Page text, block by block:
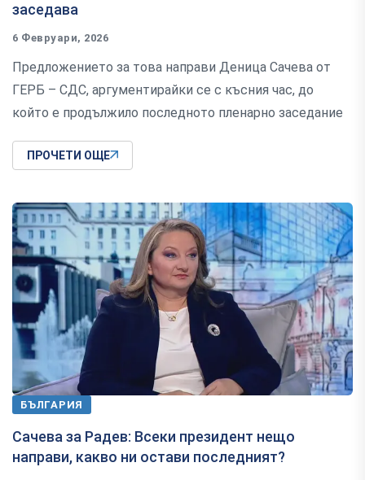
заседава
6 Февруари, 2026
Предложението за това направи Деница Сачева от
ГЕРБ – СДС, аргументирайки се с късния час, до
който е продължило последното пленарно заседание
ПРОЧЕТИ ОЩЕ
БЪЛГАРИЯ
Сачева за Радев: Всеки президент нещо
направи, какво ни остави последният?